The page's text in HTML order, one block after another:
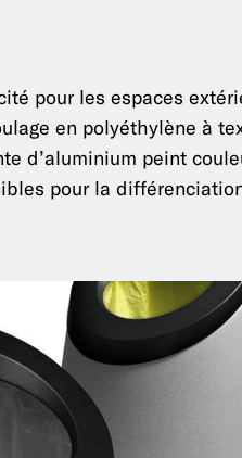
pour les espaces
en polyéthylène à
d’aluminium peint
pour la